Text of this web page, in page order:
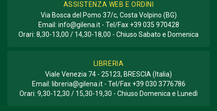
ASSISTENZA WEB E ORDINI
Via Bosca del Pomo 37/c, Costa Volpino (BG)
Email: info@gilena.it- Tel/Fax +39 035 970428
Orari: 8,30-13,00 / 14,30-18,00 - Chiuso Sabato e Domenica
LIBRERIA
Viale Venezia 74 - 25123, BRESCIA (Italia)
Email: libreria@gilena.it- Tel/Fax +39 030 3776786
Orari: 9,30-12,30 / 15,30-19,30 - Chiuso Domenica e Lunedì